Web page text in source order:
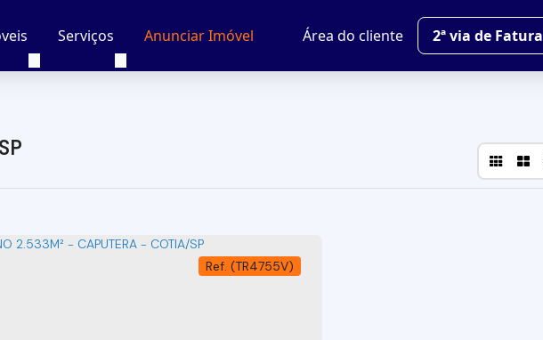
2ª via de Fatura
Área do cliente
Anunciar Imóvel
Serviços
(TR4755V)